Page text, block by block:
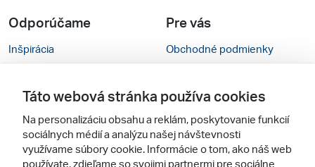
Odporúčame
Inšpirácia
Cestovné kancelárie
Zájezdy.cz
Pre vás
Obchodné podmienky
Nastavenie cookies
Mobilná verzia webu
Táto webová stránka používa cookies
Na personalizáciu obsahu a reklám, poskytovanie funkcií
sociálnych médií a analýzu našej návštevnosti
využívame súbory cookie. Informácie o tom, ako náš web
používate, zdieľame so svojimi partnermi pre sociálne